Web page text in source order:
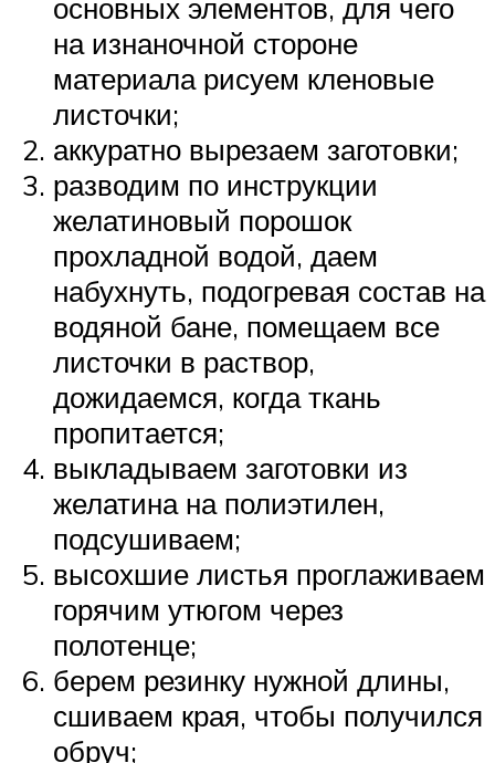
основных элементов, для чего
на изнаночной стороне
материала рисуем кленовые
листочки;
аккуратно вырезаем заготовки;
разводим по инструкции
желатиновый порошок
прохладной водой, даем
набухнуть, подогревая состав на
водяной бане, помещаем все
листочки в раствор,
дожидаемся, когда ткань
пропитается;
выкладываем заготовки из
желатина на полиэтилен,
подсушиваем;
высохшие листья проглаживаем
горячим утюгом через
полотенце;
берем резинку нужной длины,
сшиваем края, чтобы получился
обруч;